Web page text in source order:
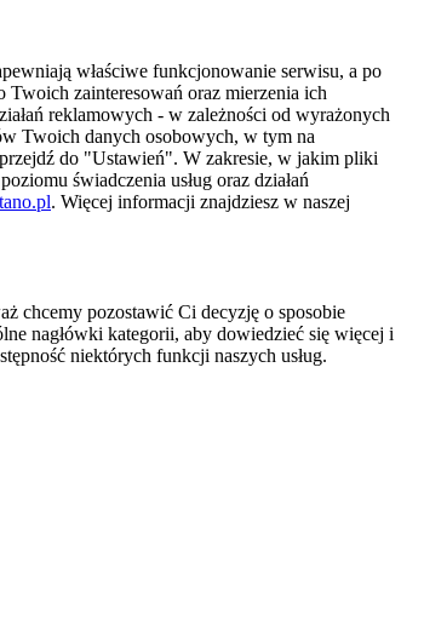
właściwe funkcjonowanie serwisu, a po
zainteresowań oraz mierzenia ich
reklamowych - w zależności od wyrażonych
Twoich danych osobowych, w tym na
do "Ustawień". W zakresie, w jakim pliki
świadczenia usług oraz działań
. Więcej informacji znajdziesz w naszej
chcemy pozostawić Ci decyzję o sposobie
nagłówki kategorii, aby dowiedzieć się więcej i
niektórych funkcji naszych usług.